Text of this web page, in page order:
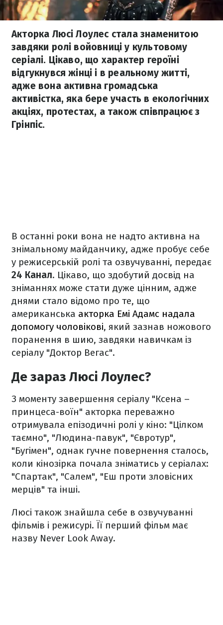
Акторка Люсі Лоулес стала знаменитою
завдяки ролі войовниці у культовому
серіалі. Цікаво, що характер героїні
відгукнувся жінці і в реальному житті,
адже вона активна громадська
активістка, яка бере участь в екологічних
акціях, протестах, а також співпрацює з
Грінпіс.
В останні роки вона не надто активна на
знімальному майданчику, адже пробує себе
у режисерській ролі та озвучуванні, передає
24 Канал. Цікаво, що здобутий досвід на
зніманнях може стати дуже цінним, адже
днями стало відомо про те, що
американська акторка Емі Адамс надала
допомогу чоловікові, який зазнав ножового
поранення в шию, завдяки навичкам із
серіалу "Доктор Вегас".
Де зараз Люсі Лоулес?
З моменту завершення серіалу "Ксена –
принцеса-воїн" акторка переважно
отримувала епізодичні ролі у кіно: "Цілком
таємно", "Людина-павук", "Євротур",
"Бугімен", однак гучне повернення сталось,
коли кінозірка почала зніматись у серіалах:
"Спартак", "Салем", "Еш проти зловісних
мерців" та інші.
Люсі також знайшла себе в озвучуванні
фільмів і режисурі. Її перший фільм має
назву Never Look Away.